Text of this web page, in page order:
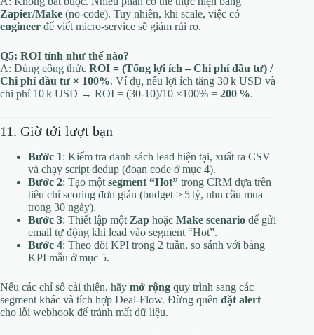
Zapier/Make (no‑code). Tuy nhiên, khi scale, việc có
engineer để viết micro‑service sẽ giảm rủi ro.
Q5: ROI tính như thế nào?
A: Dùng công thức ROI = (Tổng lợi ích – Chi phí đầu tư) /
Chi phí đầu tư × 100%. Ví dụ, nếu lợi ích tăng 30 k USD và
chi phí 10 k USD → ROI = (30‑10)/10 ×100% = 200 %.
11. Giờ tới lượt bạn
Bước 1: Kiểm tra danh sách lead hiện tại, xuất ra CSV
và chạy script dedup (đoạn code ở mục 4).
Bước 2: Tạo một segment “Hot” trong CRM dựa trên
tiêu chí scoring đơn giản (budget > 5 tỷ, nhu cầu mua
trong 30 ngày).
Bước 3: Thiết lập một Zap hoặc Make scenario để gửi
email tự động khi lead vào segment “Hot”.
Bước 4: Theo dõi KPI trong 2 tuần, so sánh với bảng
KPI mẫu ở mục 5.
Nếu các chỉ số cải thiện, hãy mở rộng quy trình sang các
segment khác và tích hợp Deal‑Flow. Đừng quên đặt alert
cho lỗi webhook để tránh mất dữ liệu.